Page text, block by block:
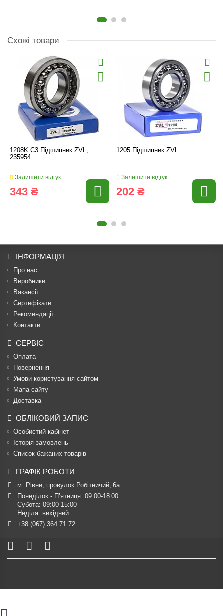
Схожі товари
1208K C3 Підшипник ZVL,
235954
Залишити відгук
343 ₴
1205 Підшипник ZVL
Залишити відгук
202 ₴
ІНФОРМАЦІЯ
Про нас
Виробники
Вакансії
Сертифікати
Рекомендації
Контакти
СЕРВІС
Оплата
Повернення
Умови користування сайтом
Мапа сайту
Доставка
ОБЛІКОВИЙ ЗАПИС
Особистий кабінет
Історія замовлень
Список бажаних товарів
ГРАФІК РОБОТИ
м. Рівне, провулок Робітничий, 6а
Понеділок - П’ятниця: 09:00-18:00
Субота: 09:00-15:00
Неділя: вихідний
+38 (067) 364 71 72